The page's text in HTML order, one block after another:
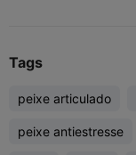
Tags
peixe articulado
peixe antiestresse